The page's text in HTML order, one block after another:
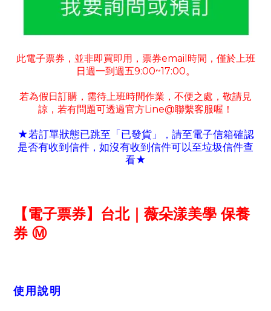
此電子票券 ， 並非即買即用 ， 票券email 時間 ， 僅於上班
日週一到週五9:00~17:00。
若為假日訂購 ， 需待上班時間作業 ， 不便之處 ， 敬請見
諒 ， 若有問題可透過官方Line@聯繫客服喔！
★若訂單狀態已跳至「已發貨」 ， 請至電子信箱確認
是否有收到信件 ， 如沒有收到信件可以至垃圾信件查
看★
【電子票券】台北｜薇朵漾美學 保養
券Ⓜ
使用說明